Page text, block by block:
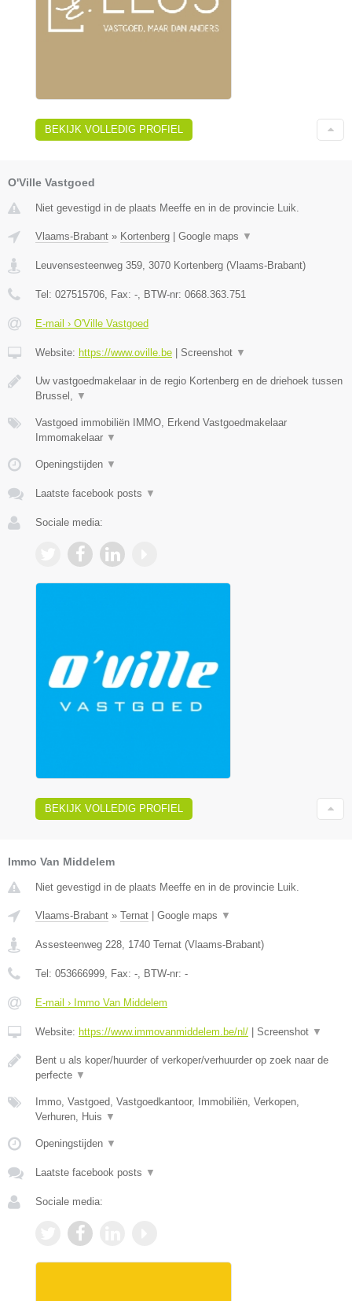
BEKIJK VOLLEDIG PROFIEL
O'Ville Vastgoed
Niet gevestigd in de plaats Meeffe en in de provincie Luik.
Vlaams-Brabant » Kortenberg Google maps ▼
Leuvensesteenweg 359, 3070 Kortenberg (Vlaams-Brabant)
Tel: 027515706, Fax: -, BTW-nr: 0668.363.751
E-mail › O'Ville Vastgoed
Website: https://www.oville.be Screenshot ▼
Uw vastgoedmakelaar in de regio Kortenberg en de driehoek tussen
Brussel, ▼
Vastgoed immobiliën IMMO, Erkend Vastgoedmakelaar
Immomakelaar ▼
Openingstijden ▼
Laatste facebook posts ▼
Sociale media:
BEKIJK VOLLEDIG PROFIEL
Immo Van Middelem
Niet gevestigd in de plaats Meeffe en in de provincie Luik.
Vlaams-Brabant » Ternat Google maps ▼
Assesteenweg 228 1740 Ternat (Vlaams-Brabant)
Tel: 053666999 , Fax: - , BTW-nr: -
E-mail › Immo Van Middelem
Website: https://www.immovanmiddelem.be/nl/ Screenshot ▼
Bent u als koper/huurder of verkoper/verhuurder op zoek naar de
perfecte ▼
Immo, Vastgoed, Vastgoedkantoor, Immobiliën, Verkopen,
Verhuren, Huis ▼
Openingstijden ▼
Laatste facebook posts ▼
Sociale media: